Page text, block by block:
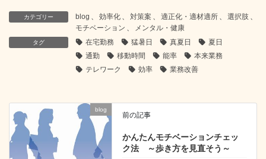
c
b
k
tt
e
n
a
e
k
e
dI
n
カテゴリー blog 、 効率化 、 対策案 、 適正化・適材適所 、 選択肢 、
モチベーション 、 メンタル・健康
タグ 在宅勤務 猛暑日 真夏日
夏日
通勤
移動時間 能率
本来業務
テレワーク
効率 業務改善
blog
前の記事
かんたんモチベーションチェッ
ク法 ～歩き方を見直そう～